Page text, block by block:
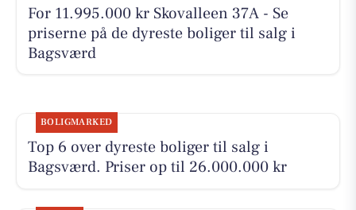
For 11.995.000 kr Skovalleen 37A - Se
priserne på de dyreste boliger til salg i
Bagsværd
BOLIGMARKED
Top 6 over dyreste boliger til salg i
Bagsværd. Priser op til 26.000.000 kr